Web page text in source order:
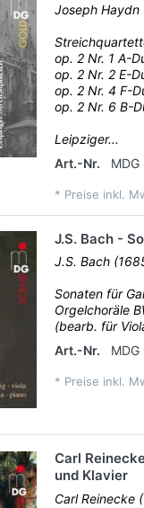
Joseph Haydn
op. 2 Nr. 1 A-
op. 2 Nr. 2 E-
op. 2 Nr. 4 F-
op. 2 Nr. 6 B-
Leipziger...
Art.-Nr.
* Preise inkl.
J.S. Bach -
J.S. Bach
Sonaten für
Orgelchoräle
(bearb. für
Art.-Nr.
* Preise inkl.
Carl
und Klavier
Carl Reinecke